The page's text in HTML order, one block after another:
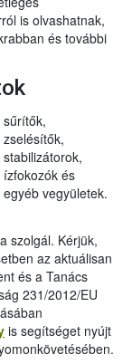
is olvashatnak,
és további
sűrítők,
zselésítők,
stabilizátorok,
ízfokozók és
egyéb vegyületek.
szolgál. Kérjük,
az aktuálisan
és a Tanács
231/2012/EU
is segítséget nyújt